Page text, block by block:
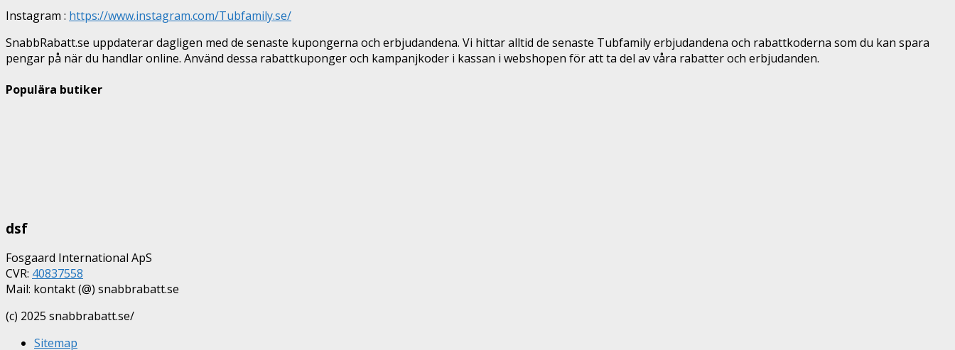
Instagram : https://www.instagram.com/Tubfamily.se/
SnabbRabatt.se uppdaterar dagligen med de senaste kupongerna och erbjudandena. Vi hittar alltid de senaste Tubfamily erbjudandena och rabattkoderna som du kan spara
pengar på när du handlar online. Använd dessa rabattkuponger och kampanjkoder i kassan i webshopen för att ta del av våra rabatter och erbjudanden.
Populära butiker
dsf
Fosgaard International ApS
CVR: 40837558
Mail: kontakt (@) snabbrabatt.se
(c) 2025 snabbrabatt.se/
Sitemap